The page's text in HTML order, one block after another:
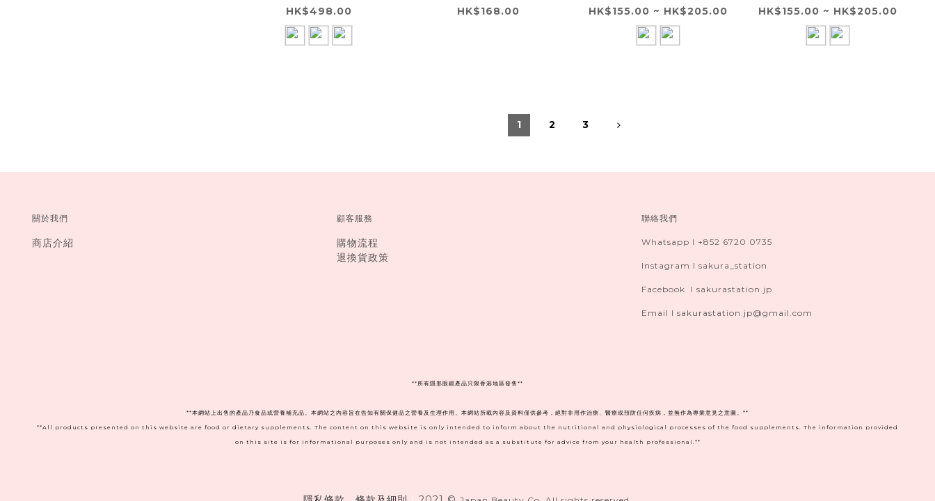
子深層護理洗髮梳
(PREMIUM)
HK$498.00
Royal 蛋白頭髮護理-高
HK$168.00
白頭髮護理-高受損修護
系列-護髮素
HK$155.00 ~ HK$205.00
頭髮護理-高受損修護系
列洗髮水
HK$155.00 ~ HK$205.00
1 2 3
關於我們
商店介紹
顧客服務
購物流程
退換貨政策
聯絡我們
Whatsapp I +852 6720 0735
Instagram I sakura_station
Facebook I sakurastation.jp
Email I sakurastation.jp@gmail.com
** 所有隱形眼鏡產品只限香港地區發售**
**本網站上出售的產品乃食品或營養補充品。本網站之內容旨在告知有關保健品之營養及生理作用。本網站所載內容及資料僅供參考，絕對非用作治療、醫療或預防任何疾病，並無作為專業意見之意圖。**
**All products presented on this website are food or dietary supplements. The content on this website is only intended to inform about the nutritional and physiological processes of the food supplements. The information provided
on this site is for informational purposes only and is not intended as a substitute for advice from your health professional.**